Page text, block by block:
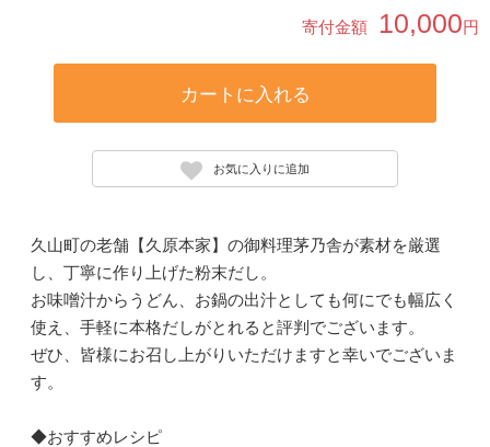
寄付金額 10,000円
カートに入れる
お気に入りに追加
久山町の老舗【久原本家】の御料理茅乃舎が素材を厳選
し、丁寧に作り上げた粉末だし。
お味噌汁からうどん、お鍋の出汁としても何にでも幅広く
使え、手軽に本格だしがとれると評判でございます。
ぜひ、皆様にお召し上がりいただけますと幸いでございま
す。
◆おすすめレシピ